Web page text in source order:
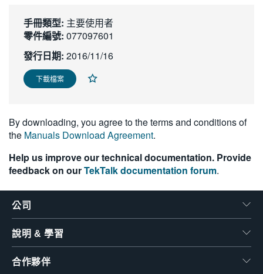
繁體中文
手冊類型: 主要使用者
零件編號: 077097601
發行日期: 2016/11/16
下載檔案
By downloading, you agree to the terms and conditions of
the Manuals Download Agreement.
Help us improve our technical documentation. Provide
feedback on ourTekTalk documentation forum.
公司
說明 & 學習
合作夥伴